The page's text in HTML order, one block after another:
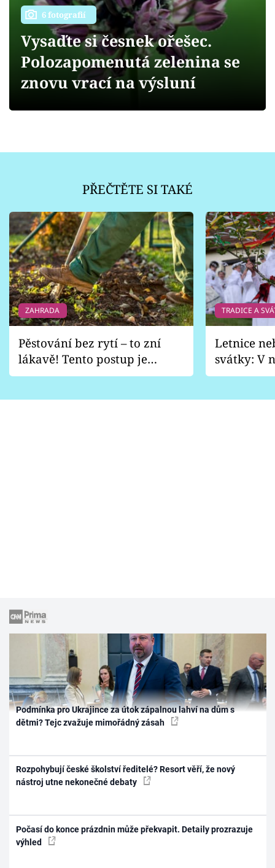
Přihlášení
Sledujte nás
6 fotografií
Vysaďte si česnek ořešec.
Polozapomenutá zelenina se
znovu vrací na výsluní
PŘEČTĚTE SI TAKÉ
ZAHRADA
Pěstování bez rytí – to zní
lákavě! Tento postup je
vhodný jen pro některé
TRADICE A
Letnice
svátky: V
pondělí
Podmínka pro Ukrajince za útok zápalnou lahví na dům s
dětmi? Tejc zvažuje mimořádný zásah
Rozpohybují české školství ředitelé? Resort věří, že nový
nástroj utne nekonečné debaty
Počasí do konce prázdnin může překvapit. Detaily prozrazuje
výhled